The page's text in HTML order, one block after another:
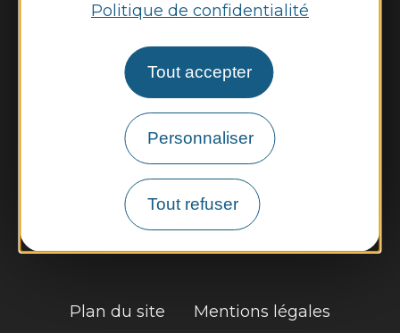
Politique de confidentialité
Tout accepter
Personnaliser
Tout refuser
Vie municipale
Plan du site Mentions légales